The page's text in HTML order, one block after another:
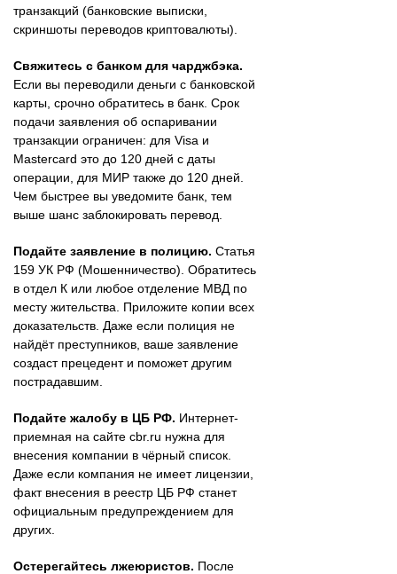
транзакций (банковские выписки,
скриншоты переводов криптовалюты).
Свяжитесь с банком для чарджбэка.
Если вы переводили деньги с банковской
карты, срочно обратитесь в банк. Срок
подачи заявления об оспаривании
транзакции ограничен: для Visa и
Mastercard это до 120 дней с даты
операции, для МИР также до 120 дней.
Чем быстрее вы уведомите банк, тем
выше шанс заблокировать перевод.
Подайте заявление в полицию. Статья
159 УК РФ (Мошенничество). Обратитесь
в отдел К или любое отделение МВД по
месту жительства. Приложите копии всех
доказательств. Даже если полиция не
найдёт преступников, ваше заявление
создаст прецедент и поможет другим
пострадавшим.
Подайте жалобу в ЦБ РФ. Интернет-
приемная на сайте cbr.ru нужна для
внесения компании в чёрный список.
Даже если компания не имеет лицензии,
факт внесения в реестр ЦБ РФ станет
официальным предупреждением для
других.
Остерегайтесь лжеюристов. После